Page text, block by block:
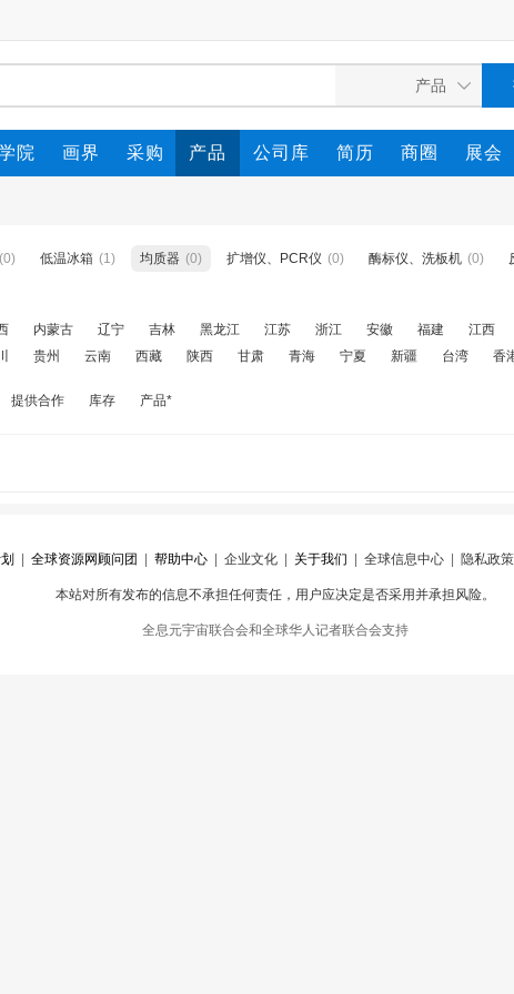
院 画界 采购 产品 公司库 简历 商圈 展会
(0) 低温冰箱 (1) 均质器 (0) 扩增仪、PCR仪 (0) 酶标仪、洗板机 (0)
内蒙古 辽宁 吉林 黑龙江 江苏 浙江 安徽 福建 江西
贵州 云南 西藏 陕西 甘肃 青海 宁夏 新疆 台湾 香
提供合作 库存 产品*
全球资源网顾问团 帮助中心| 企业文化| 关于我们 全球信息中心| 隐私政策
心|违规举报
本站对所有发布的信息不承担任何责任，用户应决定是否采用并承担风险。
全息元宇宙联合会和全球华人记者联合会支持